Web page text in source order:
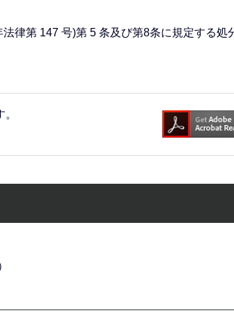
律第 147 号)第 5 条及び第8条に規定する処